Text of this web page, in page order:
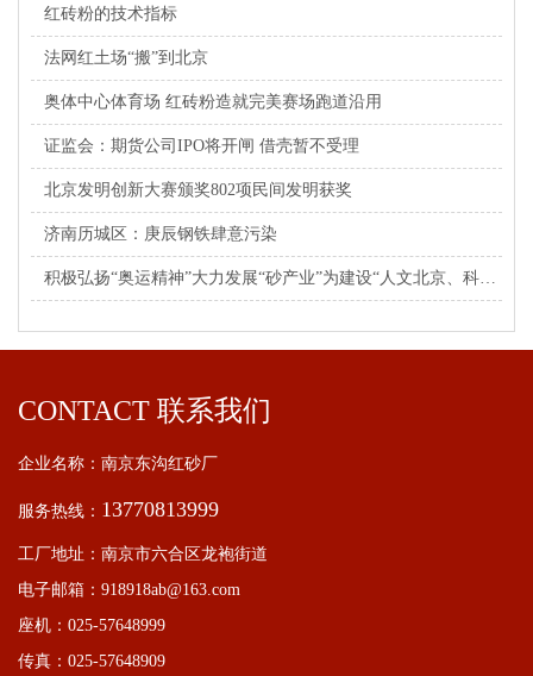
红砖粉的技术指标
法网红土场“搬”到北京
奥体中心体育场 红砖粉造就完美赛场跑道沿用
证监会：期货公司IPO将开闸 借壳暂不受理
北京发明创新大赛颁奖802项民间发明获奖
济南历城区：庚辰钢铁肆意污染
积极弘扬“奥运精神”大力发展“砂产业”为建设“人文北京、科技北京、绿色北京”而努力
CONTACT 联系我们
企业名称：南京东沟红砂厂
服务热线： 13770813999
工厂地址：南京市六合区龙袍街道
电子邮箱：918918ab@163.com
座机：025-57648999
传真：025-57648909